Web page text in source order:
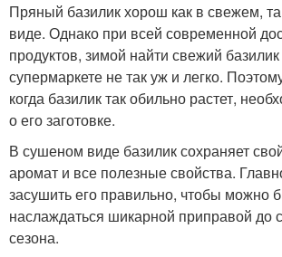
Пряный базилик хорош как в свежем,
виде. Однако при всей современной
продуктов, зимой найти свежий
супермаркете не так уж и легко.
когда базилик так обильно растет,
о его заготовке.
В сушеном виде базилик сохраняет
аромат и все полезные свойства.
засушить его правильно, чтобы можно
наслаждаться шикарной приправой до
сезона.